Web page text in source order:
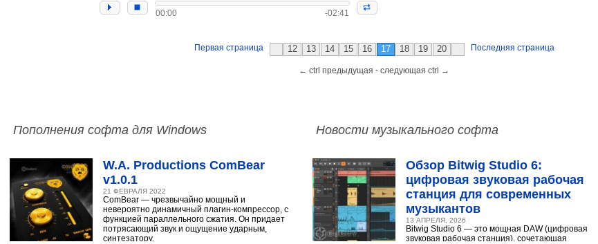
00:00 -02:41
Первая страница 12 13 14 15 16 17 18 19 20 Последняя страница
← ctrl предыдущая - следующая ctrl →
Пополнения софта для Windows
W.A. Productions ComBear
v1.0.1
21 ФЕВРАЛЯ 2022
ComBear — чрезвычайно мощный и
невероятно динамичный плагин-компрессор, с
функцией параллельного сжатия. Он придает
потрясающий звук и ощущение ударным,
синтезатору,
Новости музыкального софта
Обзор Bitwig Studio 6:
цифровая звуковая рабочая
станция для современных
музыкантов
13 АПРЕЛЯ, 2026
Bitwig Studio 6 — это мощная DAW (цифровая
звуковая рабочая станция), сочетающая